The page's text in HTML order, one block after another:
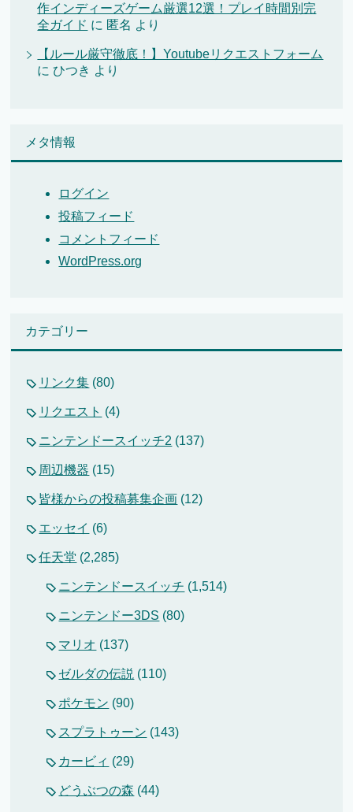
作インディーズゲーム厳選12選！プレイ時間別完
全ガイド に 匿名 より
【ルール厳守徹底！】Youtubeリクエストフォーム
にひつき より
メタ情報
ログイン
投稿フィード
コメントフィード
WordPress.org
カテゴリー
リンク集 (80)
リクエスト (4)
ニンテンドースイッチ2 (137)
周辺機器 (15)
皆様からの投稿募集企画 (12)
エッセイ (6)
任天堂 (2,285)
ニンテンドースイッチ (1,514)
ニンテンドー3DS (80)
マリオ (137)
ゼルダの伝説 (110)
ポケモン (90)
スプラトゥーン (143)
カービィ (29)
どうぶつの森 (44)